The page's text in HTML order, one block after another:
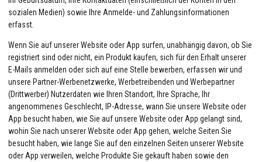
sozialen Medien) sowie Ihre Anmelde- und Zahlungsinformationen
erfasst.
Wenn Sie auf unserer Website oder App surfen, unabhängig davon, ob Sie
registriert sind oder nicht, ein Produkt kaufen, sich für den Erhalt unserer
E-Mails anmelden oder sich auf eine Stelle bewerben, erfassen wir und
unsere Partner-Werbenetzwerke, Werbetreibenden und Werbepartner
(Drittwerber) Nutzerdaten wie Ihren Standort, Ihre Sprache, Ihr
angenommenes Geschlecht, IP-Adresse, wann Sie unsere Website oder
App besucht haben, wie Sie auf unsere Website oder App gelangt sind,
wohin Sie nach unserer Website oder App gehen, welche Seiten Sie
besucht haben, wie lange Sie auf den einzelnen Seiten unserer Website
oder App verweilen, welche Produkte Sie gekauft haben sowie den